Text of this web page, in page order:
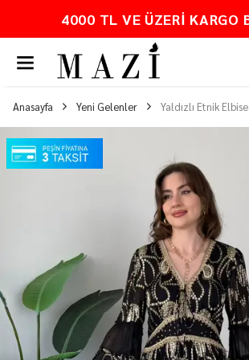
ÜZERI KARGO BEDAVA
Anasayfa Yeni Gelenler Yaldızlı Etnik Elbise